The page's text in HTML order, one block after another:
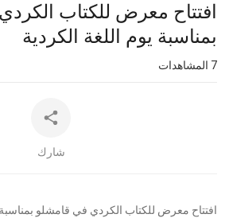
افتتاح معرض للكتاب
بمناسبة يوم اللغة الكردية
المشاهدات
شارك
⁣افتتاح معرض للكتاب الكردي في قامشلو بمناسبة